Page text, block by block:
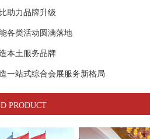
助力品牌升级
各类活动圆满落地
本土服务品牌
一站式综合会展服务新格局
PRODUCT